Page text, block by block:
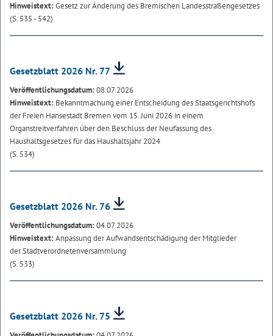
Hinweistext:Gesetz zur Änderung des Bremischen Landesstraßengesetzes
(S. 535 - 542)
Gesetzblatt 2026 Nr. 77
Veröffentlichungsdatum:08.07.2026
Hinweistext: Bekanntmachung einer Entscheidung des Staatsgerichtshofs
der Freien Hansestadt Bremen vom 15. Juni 2026 in einem
Organstreitverfahren über den Beschluss der Neufassung des
Haushaltsgesetzes für das Haushaltsjahr 2024
(S. 534)
Gesetzblatt 2026 Nr. 76
Veröffentlichungsdatum:04.07.2026
Hinweistext:Anpassung der Aufwandsentschädigung der Mitglieder
der Stadtverordnetenversammlung
(S. 533)
Gesetzblatt 2026 Nr. 75